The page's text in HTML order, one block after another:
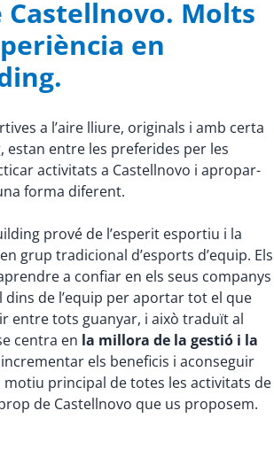
Castellnovo. Molts
en
a l’aire lliure, originals i amb certa
estan entre les preferides per les
activitats a Castellnovo i apropar-
forma diferent.
prové de l’esperit esportiu i la
grup tradicional d’esports d’equip. Els
a confiar en els seus companys
dins de l’equip per aportar tot el que
entre tots guanyar, i això traduït al
centra en la millora de la gestió i la
els beneficis i aconseguir
motiu principal de totes les activitats de
de Castellnovo que us proposem.